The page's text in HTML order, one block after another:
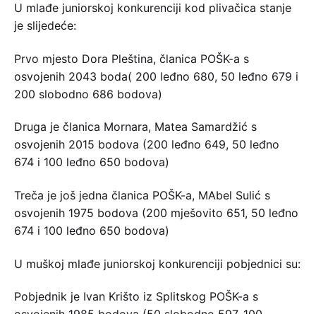
U mlađe juniorskoj konkurenciji kod plivačica stanje
je slijedeće:
Prvo mjesto Dora Pleština, članica POŠK-a s
osvojenih 2043 boda( 200 leđno 680, 50 leđno 679 i
200 slobodno 686 bodova)
Druga je članica Mornara, Matea Samardžić s
osvojenih 2015 bodova (200 leđno 649, 50 leđno
674 i 100 leđno 650 bodova)
Treča je još jedna članica POŠK-a, MAbel Sulić s
osvojenih 1975 bodova (200 mješovito 651, 50 leđno
674 i 100 leđno 650 bodova)
U muškoj mlađe juniorskoj konkurenciji pobjednici su:
Pobjednik je Ivan Krišto iz Splitskog POŠK-a s